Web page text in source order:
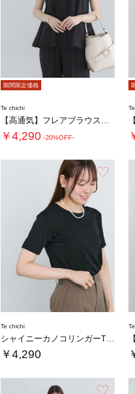
期間限定価格
Te chichi
￥4,290 -20%OFF-
Te chichi
￥4,290